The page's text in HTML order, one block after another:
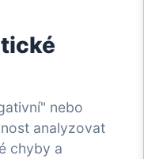
nebo
analyzovat
chyby a